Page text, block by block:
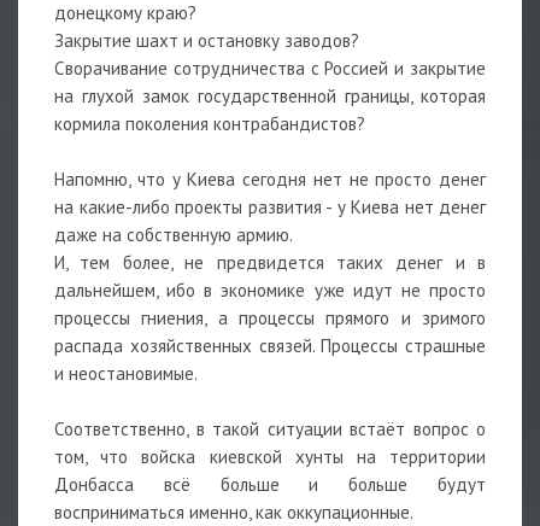
донецкому краю?
Закрытие шахт и остановку заводов?
Сворачивание сотрудничества с Россией и закрытие
на глухой замок государственной границы, которая
кормила поколения контрабандистов?
Напомню, что у Киева сегодня нет не просто денег
на какие-либо проекты развития - у Киева нет денег
даже на собственную армию.
И, тем более, не предвидется таких денег и в
дальнейшем, ибо в экономике уже идут не просто
процессы гниения, а процессы прямого и зримого
распада хозяйственных связей. Процессы страшные
и неостановимые.
Соответственно, в такой ситуации встаёт вопрос о
том, что войска киевской хунты на территории
Донбасса всё больше и больше будут
восприниматься именно, как оккупационные.